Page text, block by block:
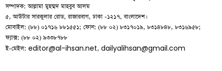
সম্পাদক: আল্লামা মুহম্মদ মাহবুব আলম
৫, আউটার সারকুলার রোড, রাজারবাগ, ঢাকা -১২১৭, বাংলাদেশ।
মোবাইল: (৮৮) ০১৭১৬ ৮৮১৫৫১; ফোন: (৮৮ ০২) ৮৩১৭০১৯, ৮৩১৪৮৪৮, ৮৩১৬৯৫৮;
ফ্যাক্স: (৮৮ ০২) ৯৩৩৮৭৮৮
ই-মেইল:editor@al-ihsan.net,dailyalihsan@gmail.com